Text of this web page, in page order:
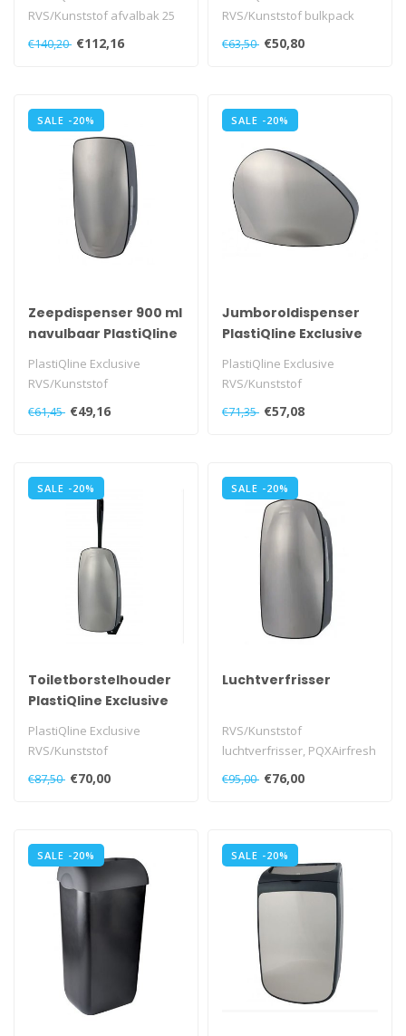
RVS/Kunststof afvalbak 25
liter open, PQXA25..
€140,20 €112,16
RVS/Kunststof bulkpack
dispenser, PQXTissue..
€63,50 €50,80
SALE -20%
Zeepdispenser 900 ml
navulbaar PlastiQline
PlastiQline Exclusive
RVS/Kunststof
zeepdispenser 900 ml,
PQXSoap9..
€61,45 €49,16
SALE -20%
Jumboroldispenser
PlastiQline Exclusive
PlastiQline Exclusive
RVS/Kunststof
jumboroldispenser + restrol
functie, PQXJumb..
€71,35 €57,08
SALE -20%
Toiletborstelhouder
PlastiQline Exclusive
PlastiQline Exclusive
RVS/Kunststof
toiletborstelhouder,
PQXBrush..
€87,50 €70,00
SALE -20%
Luchtverfrisser
RVS/Kunststof
luchtverfrisser, PQXAirfresh
€95,00 €76,00
SALE -20% SALE -20%